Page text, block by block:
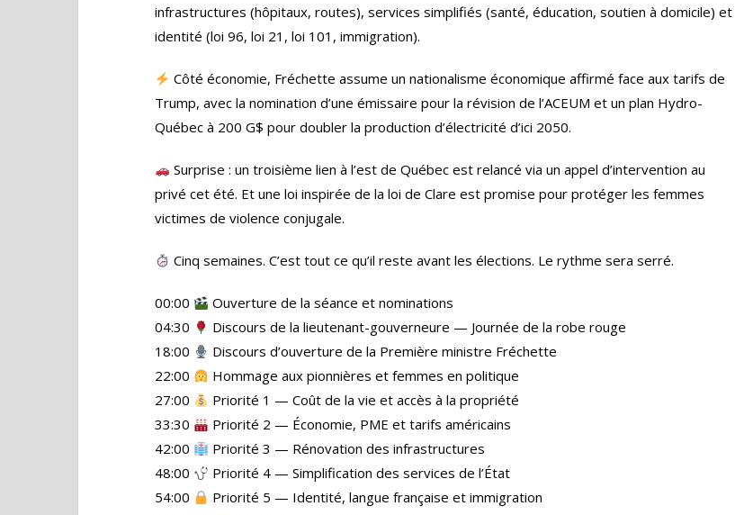
infrastructures (hôpitaux, routes), services simplifiés (santé, éducation, soutien à domicile) et
identité (loi 96, loi 21, loi 101, immigration).
Côté économie, Fréchette assume un nationalisme économique affirmé face aux tarifs de
Trump, avec la nomination d’une émissaire pour la révision de l’ACEUM et un plan Hydro-
Québec à 200 G$ pour doubler la production d’électricité d’ici 2050.
Surprise : un troisième lien à l’est de Québec est relancé via un appel d’intervention au
privé cet été. Et une loi inspirée de la loi de Clare est promise pour protéger les femmes
victimes de violence conjugale.
Cinq semaines. C’est tout ce qu’il reste avant les élections. Le rythme sera serré.
00:00
Ouverture de la séance et nominations
04:30
Discours de la lieutenant-gouverneure — Journée de la robe rouge
18:00
Discours d’ouverture de la Première ministre Fréchette
22:00
Hommage aux pionnières et femmes en politique
27:00
Priorité 1 — Coût de la vie et accès à la propriété
33:30
Priorité 2 — Économie, PME et tarifs américains
42:00
Priorité 3 — Rénovation des infrastructures
48:00
Priorité 4 — Simplification des services de l’État
54:00
Priorité 5 — Identité, langue française et immigration